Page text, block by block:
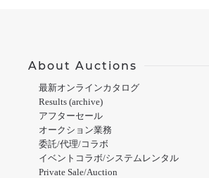
About Auctions
最新オンラインカタログ
Results (archive)
アフターセール
オークション業務
委託/代理/コラボ
イベントコラボ/システムレンタル
Private Sale/Auction